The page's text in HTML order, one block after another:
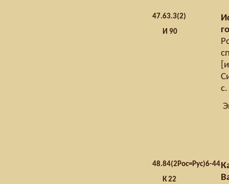
47.63.3(2)
И 90
с.
48.84(2Рос=Рус)6-44
К 22